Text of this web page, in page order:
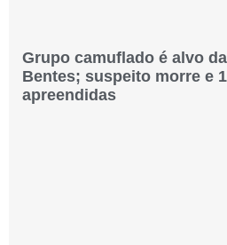
Grupo camuflado é alvo
Bentes; suspeito morre e
apreendidas